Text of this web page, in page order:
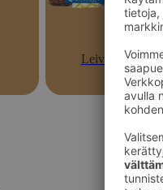
Leivät